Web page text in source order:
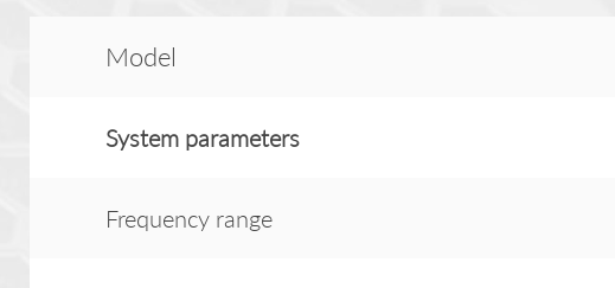
Model
System parameters
Frequency range